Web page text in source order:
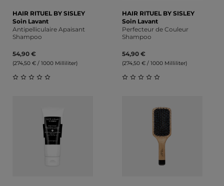
HAIR RITUEL BY SISLEY
Soin Lavant
Antipelliculaire Apaisant
Shampoo
54,90 €
(274,50 € / 1000 Milliliter)
HAIR RITUEL BY SISLEY
Soin Lavant
Perfecteur de Couleur
Shampoo
54,90 €
(274,50 € / 1000 Milliliter)